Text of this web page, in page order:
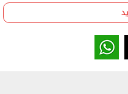
الجواد نائب رئيس الحزب
بمجلس النواب،
الحزب ووكيل مجلس
رئيس الحزب ورئيس